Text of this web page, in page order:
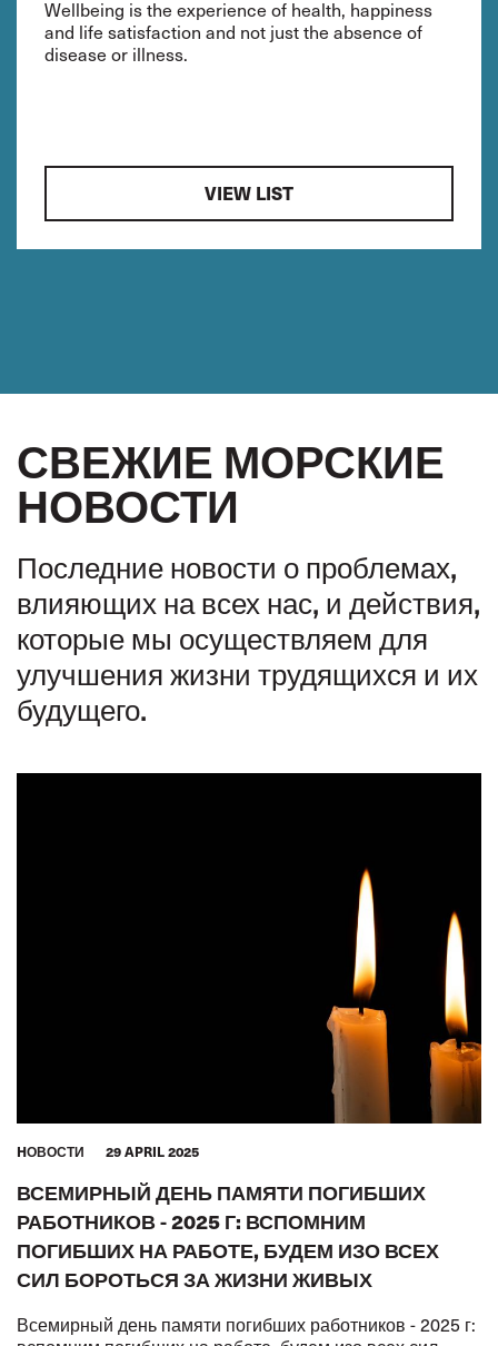
Wellbeing is the experience of health, happiness
and life satisfaction and not just the absence of
disease or illness.
VIEW LIST
СВЕЖИЕ МОРСКИЕ
НОВОСТИ
Последние новости о проблемах,
влияющих на всех нас, и действия,
которые мы осуществляем для
улучшения жизни трудящихся и их
будущего.
HОВОСТИ 29 APRIL 2025
ВСЕМИРНЫЙ ДЕНЬ ПАМЯТИ ПОГИБШИХ
РАБОТНИКОВ - 2025 Г: ВСПОМНИМ
ПОГИБШИХ НА РАБОТЕ, БУДЕМ ИЗО ВСЕХ
СИЛ БОРОТЬСЯ ЗА ЖИЗНИ ЖИВЫХ
Всемирный день памяти погибших работников - 2025 г: